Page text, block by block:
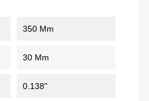
350 Mm
30 Mm
0.138"